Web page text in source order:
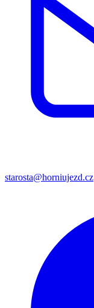
starosta@horniujezd.cz